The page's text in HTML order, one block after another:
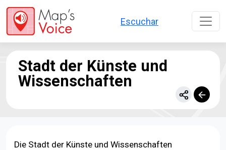
Direkt zum Inhalt
Escuchar
Stadt der Künste und
Wissenschaften
Die Stadt der Künste und Wissenschaften